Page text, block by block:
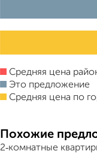
Средняя цена
Это предложение
Средняя цена по
Похожие
2‑комнатные